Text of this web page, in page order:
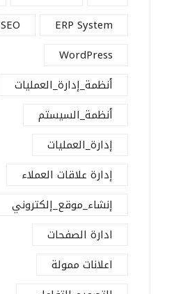
ERP System
SEO
WordPress
أنظمة_إدارة_العمليات
أنظمة_السيستم
إدارة_العمليات
إدارة علاقات العملاء
إنشاء_موقع_إلكتروني
ادارة الصفحات
اعلانات ممولة